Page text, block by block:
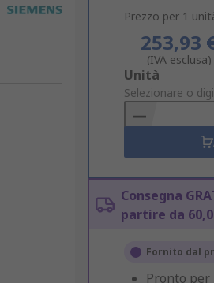
Prezzo per 1
253,93
(IVA esclusa)
Add
to
Basket
Unità
Selezionare o
Consegna
partire da
Fornito dal
Pronto per